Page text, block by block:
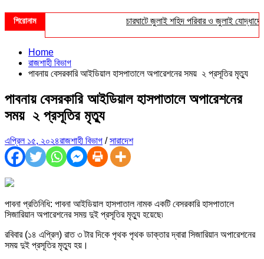
শিরোনাম চারঘাটে জুলাই শহিদ পরিবার ও জুলাই যোদ্ধাদের
Home
রাজশাহী বিভাগ
পাবনায় বেসরকারি আইডিয়াল হাসপাতালে অপারেশনের সময় ২ প্রসূতির মৃত্যু
পাবনায় বেসরকারি আইডিয়াল হাসপাতালে অপারেশনের
সময় ২ প্রসূতির মৃত্যু
এপ্রিল ১৫, ২০২৪রাজশাহী বিভাগ /সারাদেশ
পাবনা প্রতিনিধি: পাবনা আইডিয়াল হাসপাতাল নামক একটি বেসরকারি হাসপাতালে
সিজারিয়ান অপারেশনের সময় দুই প্রসূতির মৃত্যু হয়েছে৷
রবিবার (১৪ এপ্রিল) রাত ৩ টার দিকে পৃথক পৃথক ডাক্তার দ্বারা সিজারিয়ান অপারেশনের
সময় দুই প্রসূতির মৃত্যু হয়।